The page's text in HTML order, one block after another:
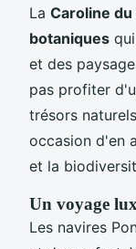
La Caroline du
botaniques
et des
pas profiter
trésors
occasion d'en
et la
Un voyage
Les navires